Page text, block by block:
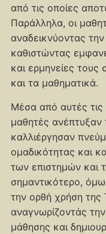
από τις οποίες
Παράλληλα, οι
αναδεικνύοντας
καθιστώντας
και ερμηνείες
και τα μαθηματικά.
Μέσα από αυτές τις
μαθητές ανέπτυξαν
καλλιέργησαν
ομαδικότητας και
των επιστημών και
σημαντικότερο,
την ορθή χρήση
αναγνωρίζοντάς
μάθησης και